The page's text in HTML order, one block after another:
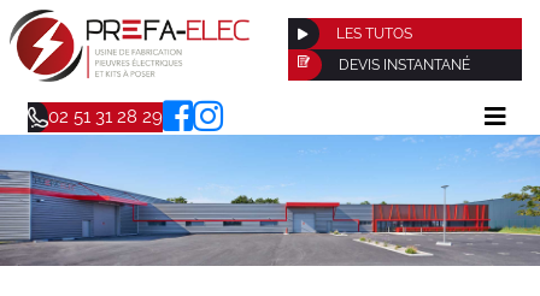
LES TUTOS
DEVIS INSTANTANÉ
02 51 31 28 29